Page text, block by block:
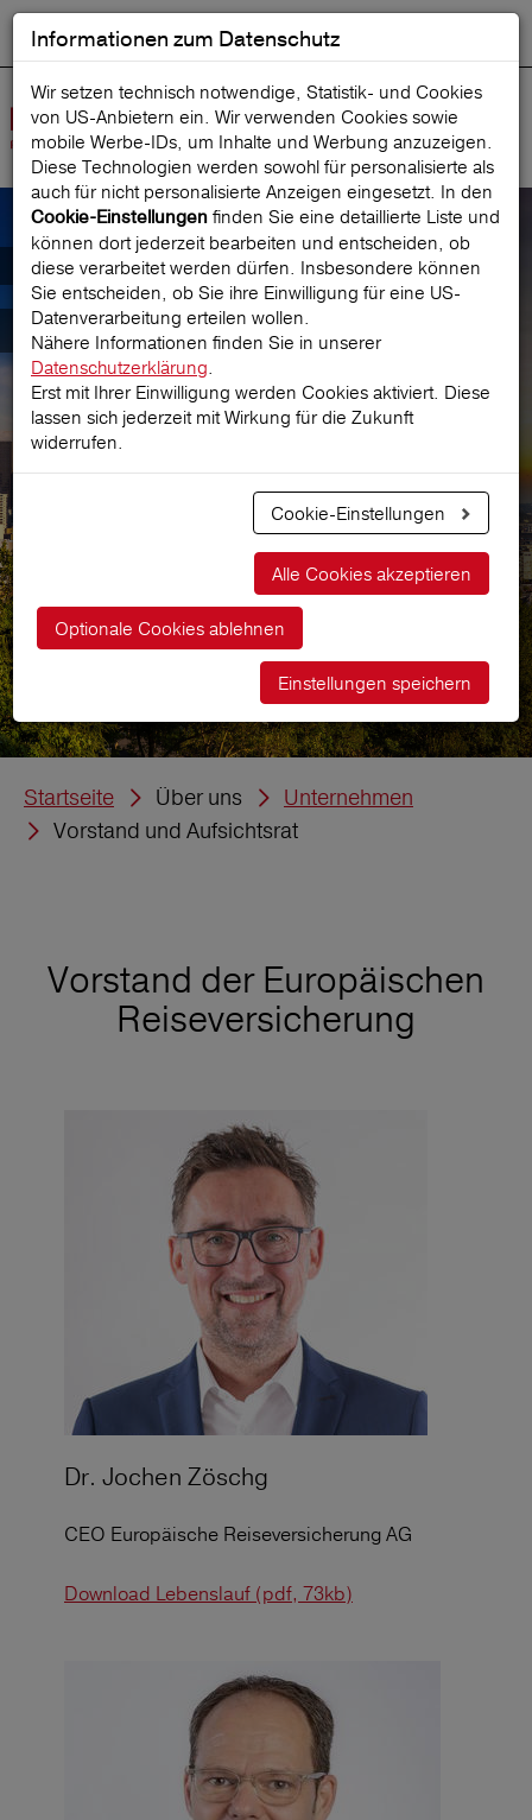
Suche starten
Unternehmen
Vorstand und Aufsichtsrat
Startseite Über uns
Unternehmen
Vorstand und Aufsichtsrat
Vorstand der Europäischen
Reiseversicherung
Dr. Jochen Zöschg
CEO Europäische Reiseversicherung AG
Download Lebenslauf (pdf, 73kb)
Informationen zum Datenschutz
Wir setzen technisch notwendige, Statistik- und Cookies
von US-Anbietern ein. Wir verwenden Cookies sowie
mobile Werbe‑IDs, um Inhalte und Werbung anzuzeigen.
Diese Technologien werden sowohl für personalisierte als
auch für nicht personalisierte Anzeigen eingesetzt. In den
Cookie-Einstellungen finden Sie eine detaillierte Liste und
können dort jederzeit bearbeiten und entscheiden, ob
diese verarbeitet werden dürfen. Insbesondere können
Sie entscheiden, ob Sie ihre Einwilligung für eine US-
Datenverarbeitung erteilen wollen.
Nähere Informationen finden Sie in unserer
Datenschutzerklärung.
Erst mit Ihrer Einwilligung werden Cookies aktiviert. Diese
lassen sich jederzeit mit Wirkung für die Zukunft
widerrufen.
Cookie-Einstellungen
Alle Cookies akzeptieren
Optionale Cookies ablehnen
Einstellungen speichern